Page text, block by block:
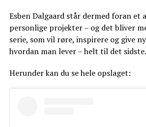
Esben Dalgaard står dermed foran et
personlige projekter – og det bliver
serie, som vil røre, inspirere og give
hvordan man lever – helt til det sidste.
Herunder kan du se hele opslaget: